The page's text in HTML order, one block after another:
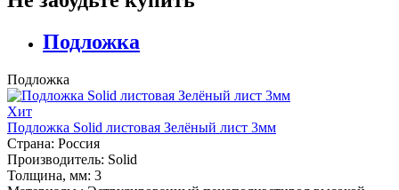
Подложка
Подложка
Хит
Подложка Solid листовая Зелёный лист 3мм
Страна: Россия
Производитель: Solid
Толщина, мм: 3